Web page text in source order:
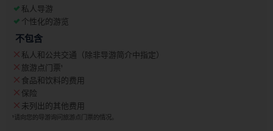
私人导游
个性化的游览
不包含
私人和公共交通（除非导游简介中指定）
旅游点门票¹
食品和饮料的费用
保险
未列出的其他费用
¹请向您的导游询问旅游点门票的情况。